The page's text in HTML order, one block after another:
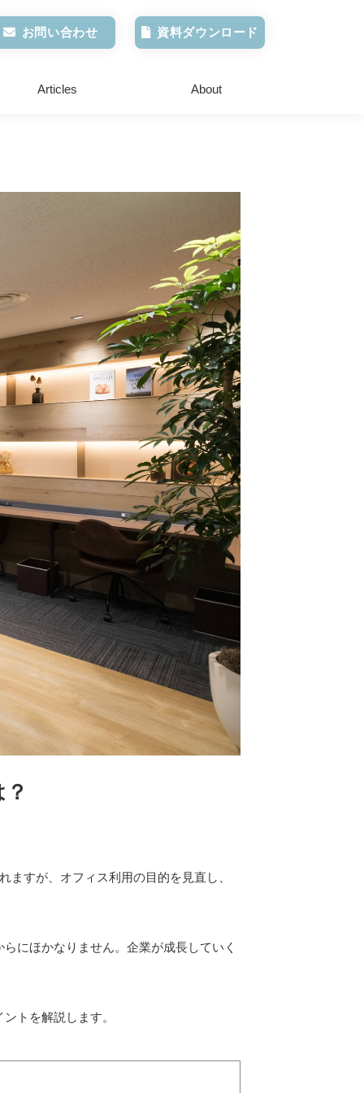
お問い合わせ 資料ダウンロード
Articles About
すが、オフィス利用の目的を見直し、
にほかなりません。企業が成長していく
トを解説します。